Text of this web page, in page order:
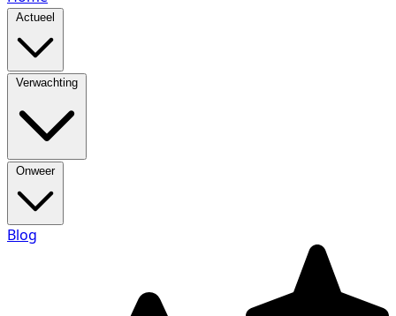
Actueel
Verwachting
Onweer
Blog